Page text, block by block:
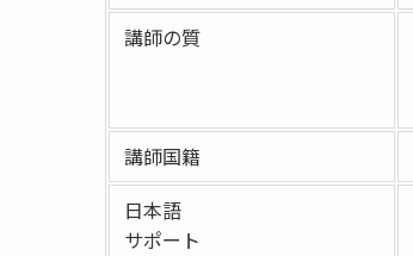
講師の質
講師国籍
日本語
サポート